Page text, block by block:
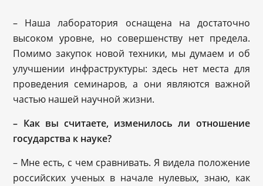
– Наша лаборатория оснащена на достаточно
высоком уровне, но совершенству нет предела.
Помимо закупок новой техники, мы думаем и об
улучшении инфраструктуры: здесь нет места для
проведения семинаров, а они являются важной
частью нашей научной жизни.
– Как вы считаете, изменилось ли отношение
государства к науке?
– Мне есть, с чем сравнивать. Я видела положение
российских ученых в начале нулевых, знаю, как